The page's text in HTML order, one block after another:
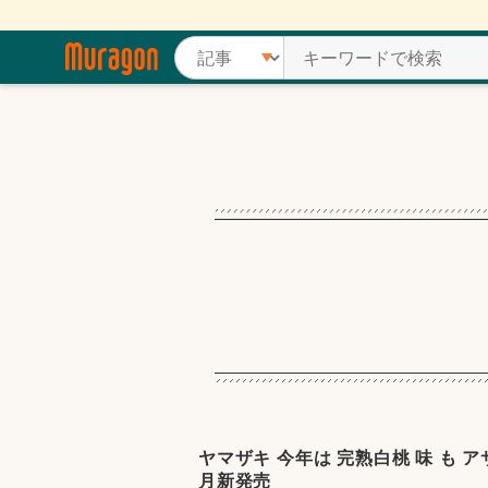
ヤマザキ 今年は 完熟白桃 味 も
月新発売